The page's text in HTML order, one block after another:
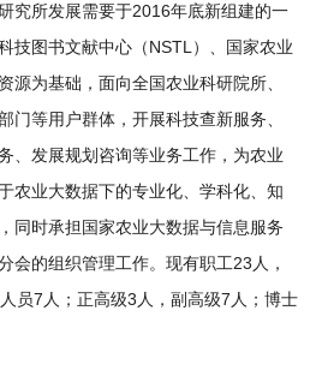
究所发展需要于2016年底新组建的一
技图书文献中心（NSTL）、国家农业
源为基础，面向全国农业科研院所、
门等用户群体，开展科技查新服务、
、发展规划咨询等业务工作，为农业
农业大数据下的专业化、学科化、知
同时承担国家农业大数据与信息服务
会的组织管理工作。现有职工23人，
员7人；正高级3人，副高级7人；博士